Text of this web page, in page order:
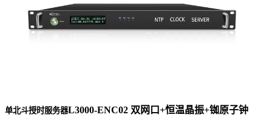
单北斗授时服务器L3000-ENC02 双网口+恒温晶振+铷原子钟